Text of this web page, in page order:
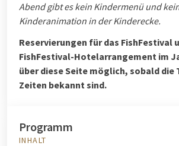
Abend gibt es kein Kindermenü und
Kinderanimation in der Kinderecke.
Reservierungen für das FishFestival
FishFestival-Hotelarrangement im
über diese Seite möglich, sobald die
Zeiten bekannt sind.
Programm
INHALT